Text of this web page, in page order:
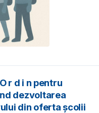
r d i n pentru
dezvoltarea
din oferta școlii